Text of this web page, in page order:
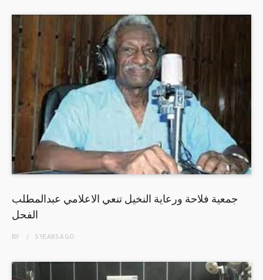
جمعية فلاحة ورعاية النخيل تنعي الاعلامي عبدالمطلب
الفحل
BY 5 YEARSAGO